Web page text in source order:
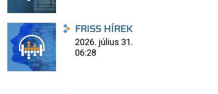
FRISS HÍREK
2026. július 31.
06:28